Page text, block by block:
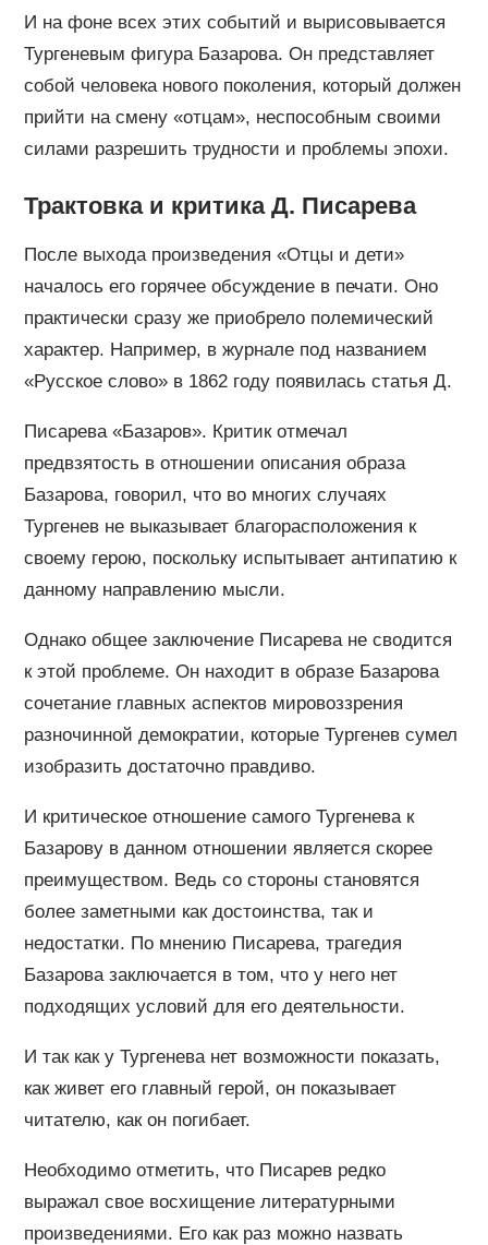
И на фоне всех этих событий и вырисовывается
Тургеневым фигура Базарова. Он представляет
собой человека нового поколения, который должен
прийти на смену «отцам», неспособным своими
силами разрешить трудности и проблемы эпохи.
Трактовка и критика Д. Писарева
После выхода произведения «Отцы и дети»
началось его горячее обсуждение в печати. Оно
практически сразу же приобрело полемический
характер. Например, в журнале под названием
«Русское слово» в 1862 году появилась статья Д.
Писарева «Базаров». Критик отмечал
предвзятость в отношении описания образа
Базарова, говорил, что во многих случаях
Тургенев не выказывает благорасположения к
своему герою, поскольку испытывает антипатию к
данному направлению мысли.
Однако общее заключение Писарева не сводится
к этой проблеме. Он находит в образе Базарова
сочетание главных аспектов мировоззрения
разночинной демократии, которые Тургенев сумел
изобразить достаточно правдиво.
И критическое отношение самого Тургенева к
Базарову в данном отношении является скорее
преимуществом. Ведь со стороны становятся
более заметными как достоинства, так и
недостатки. По мнению Писарева, трагедия
Базарова заключается в том, что у него нет
подходящих условий для его деятельности.
И так как у Тургенева нет возможности показать,
как живет его главный герой, он показывает
читателю, как он погибает.
Необходимо отметить, что Писарев редко
выражал свое восхищение литературными
произведениями. Его как раз можно назвать